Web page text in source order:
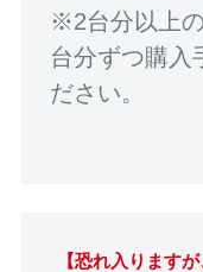
※2台分以上
台分ずつ購入
ださい。
【恐れ入ります